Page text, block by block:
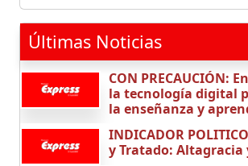
Últimas Noticias
CON PRECAUCIÓN:
la tecnología digital
la enseñanza y
INDICADOR
y Tratado: Altagracia